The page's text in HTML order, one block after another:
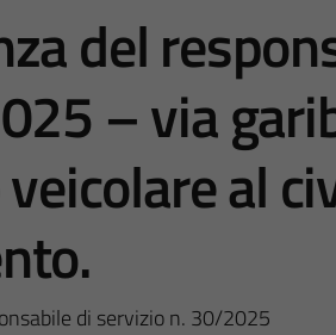
del
– via
al
di servizio n. 30/2025